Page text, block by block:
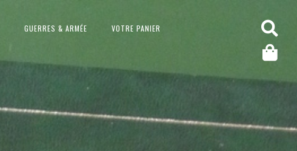
GUERRES & ARMÉE VOTRE PANIER